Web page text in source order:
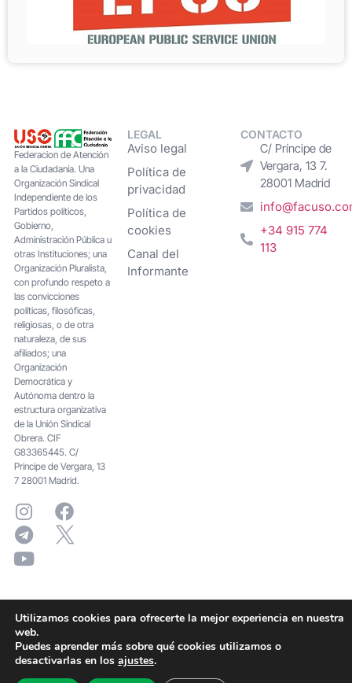
Federacion de Atención
a la Ciudadanía. Una
Organización Sindical
Independiente de los
Partidos políticos,
Gobierno,
Administración Pública u
otras Instituciones; una
Organización Pluralista,
con profundo respeto a
las convicciones
políticas, filosóficas,
religiosas, o de otra
naturaleza, de sus
afiliados; una
Organización
Democrática y
Autónoma dentro la
estructura organizativa
de la Unión Sindical
Obrera. CIF
G83365445. C/
Principe de Vergara, 13
7 28001 Madrid.
LEGAL
Aviso legal
Política de
privacidad
Política de
cookies
Canal del
Informante
CONTACTO
C/ Príncipe de
Vergara, 13 7.
28001 Madrid
+34 915 774
113
Utilizamos cookies para ofrecerte la mejor experiencia en nuestra
web.
Puedes aprender más sobre qué cookies utilizamos o
desactivarlas en los ajustes.